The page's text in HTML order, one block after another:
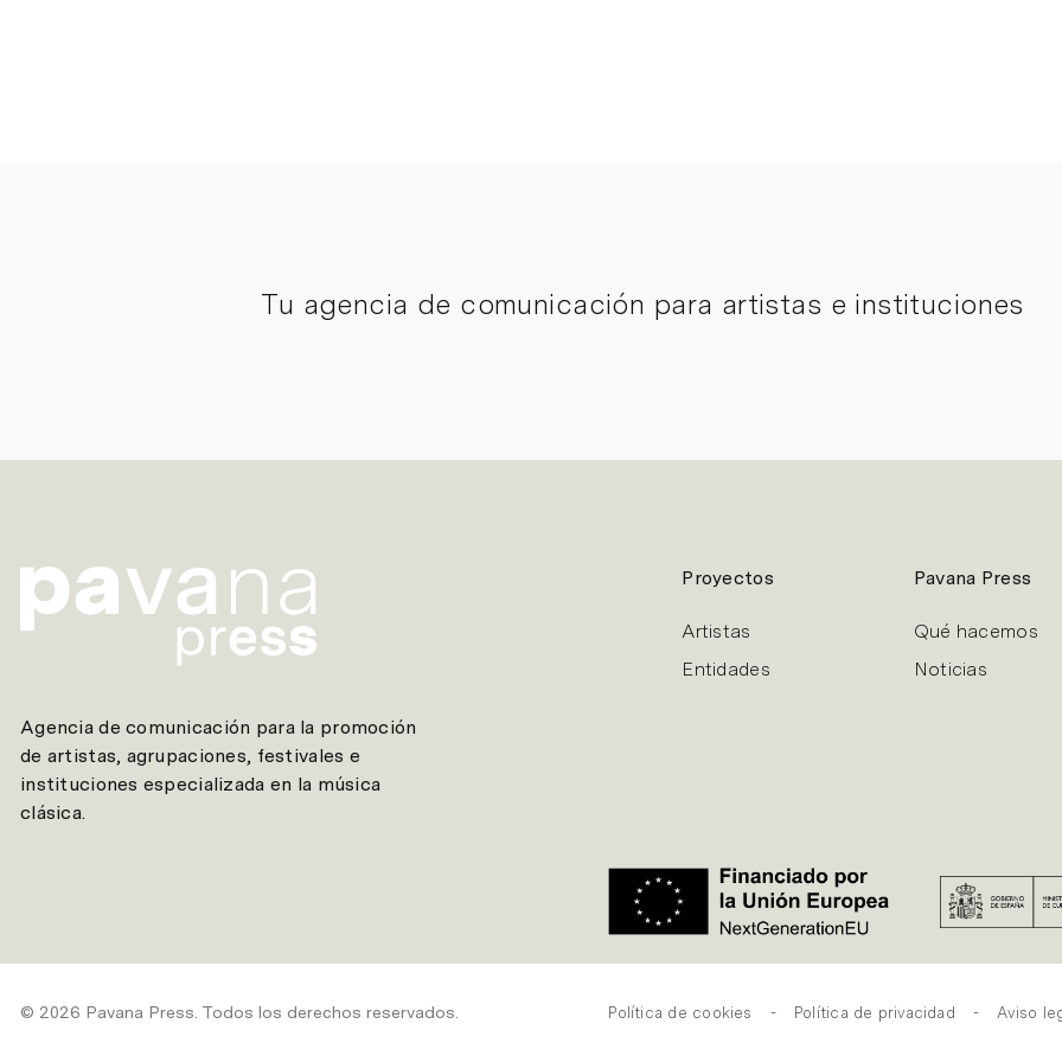
Tu agencia de comunicación para artistas e instituciones
Agencia de comunicación para la promoción
de artistas, agrupaciones, festivales e
instituciones especializada en la música
clásica.
Proyectos
Artistas
Entidades
Pavana Press
Qué hacemos
Noticias
© 2026 Pavana Press. Todos los derechos reservados. Política de cookies Política de privacidad Aviso